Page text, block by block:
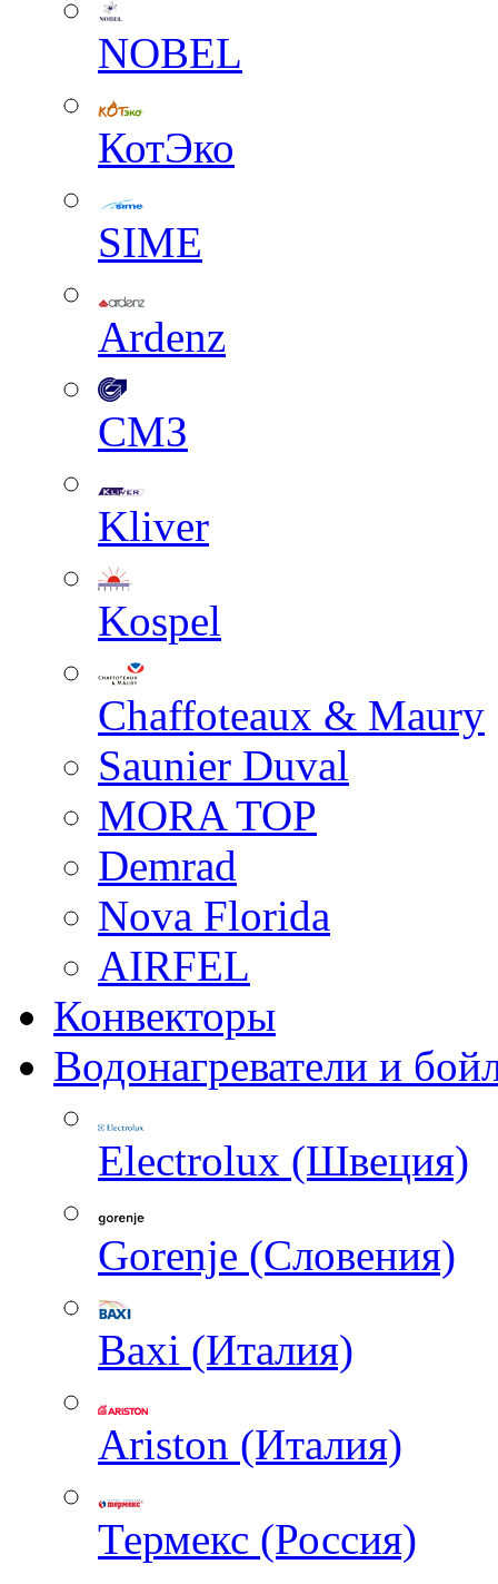
NOBEL
КотЭко
SIME
Ardenz
СМЗ
Kliver
Kospel
Chaffoteaux & Maury
Saunier Duval
MORA TOP
Demrad
Nova Florida
AIRFEL
Конвекторы
Водонагреватели и
Electrolux (Швеция)
Gorenje (Словения)
Baxi (Италия)
Ariston (Италия)
Термекс (Россия)